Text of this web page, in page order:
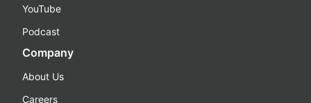
YouTube
Podcast
Company
About Us
Careers